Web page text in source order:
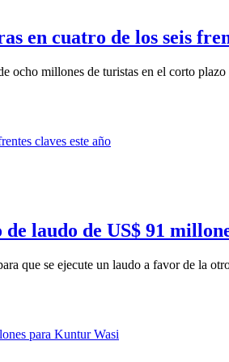
en cuatro de los seis
ocho millones de turistas en el corto
laudo de US$ 91
que se ejecute un laudo a favor de la